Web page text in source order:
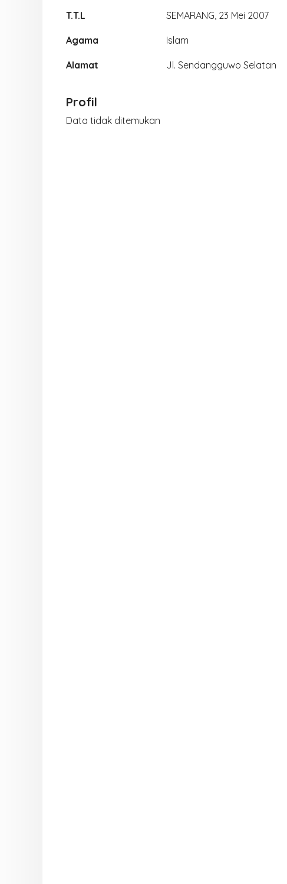
T.T.L SEMARANG, 23 Mei 2007
Agama Islam
Alamat Jl. Sendangguwo Selatan
Profil
Data tidak ditemukan